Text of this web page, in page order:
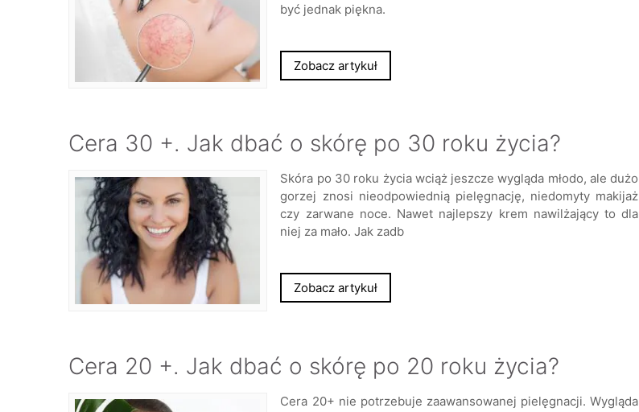
być jednak piękna.
Zobacz artykuł
Cera 30 +. Jak dbać o skórę po 30 roku życia?
Skóra po 30 roku życia wciąż jeszcze wygląda młodo, ale dużo
gorzej znosi nieodpowiednią pielęgnację, niedomyty makijaż
czy zarwane noce. Nawet najlepszy krem nawilżający to dla
niej za mało. Jak zadb
Zobacz artykuł
Cera 20 +. Jak dbać o skórę po 20 roku życia?
Cera 20+ nie potrzebuje zaawansowanej pielęgnacji. Wygląda